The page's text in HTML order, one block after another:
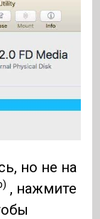
но не на
, нажмите